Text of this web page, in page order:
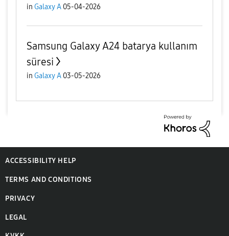
in Galaxy A 05-04-2026
Samsung Galaxy A24 batarya kullanım
süresi
in Galaxy A 03-05-2026
ACCESSIBILITY HELP
TERMS AND CONDITIONS
PRIVACY
LEGAL